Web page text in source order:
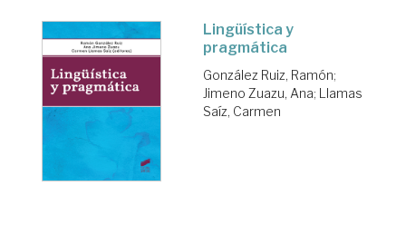
Lingüística y
pragmática
González Ruiz, Ramón;
Jimeno Zuazu, Ana; Llamas
Saíz, Carmen